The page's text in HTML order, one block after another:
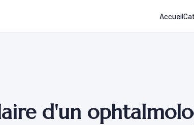
Accueil
d'un